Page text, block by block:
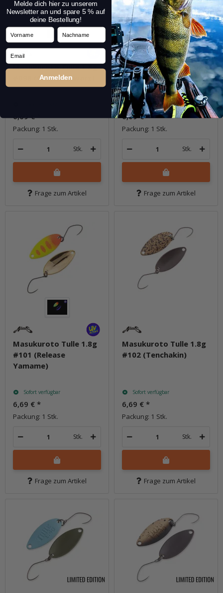
Masukuroto Tulle 1.8g
#098 (Chart Schwarz)
6,69 €*
Packung: 1 Stk.
Stk.
Frage zum Artikel
Masukuroto Tulle 1.8g
#100 (Release Gold)
Sofort verfügbar
6,69 €*
Packung: 1 Stk.
Stk.
Frage zum Artikel
Masukuroto Tulle 1.8g
#101 (Release
Yamame)
Sofort verfügbar
6,69 € *
Packung: 1 Stk.
Stk.
Frage zum Artikel
Masukuroto Tulle 1.8g
#102 (Tenchakin)
Sofort verfügbar
6,69 € *
Packung: 1 Stk.
Stk.
Frage zum Artikel
Melde dich hier zu unserem
Newsletter an und spare 5 % auf
deine Bestellung!
Vorname Nachname
Email
Anmelden